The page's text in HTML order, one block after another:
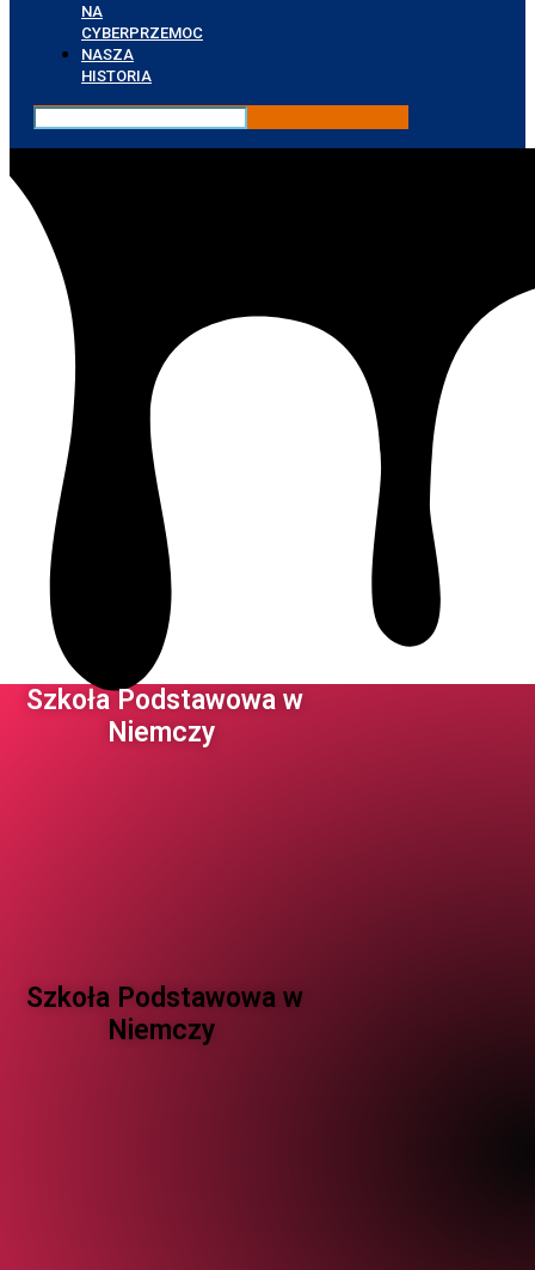
NA
CYBERPRZEMOC
NASZA
HISTORIA
Szkoła Podstawowa w
Niemczy ​
Szkoła Podstawowa w
Niemczy ​